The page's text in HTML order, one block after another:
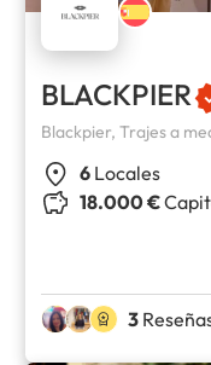
BLACKPIER
Blackpier, Trajes a
6 Locales
18.000 €
3